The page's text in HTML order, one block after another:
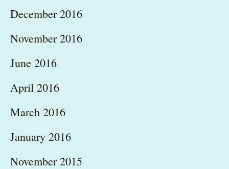
December 2016
November 2016
June 2016
April 2016
March 2016
January 2016
November 2015